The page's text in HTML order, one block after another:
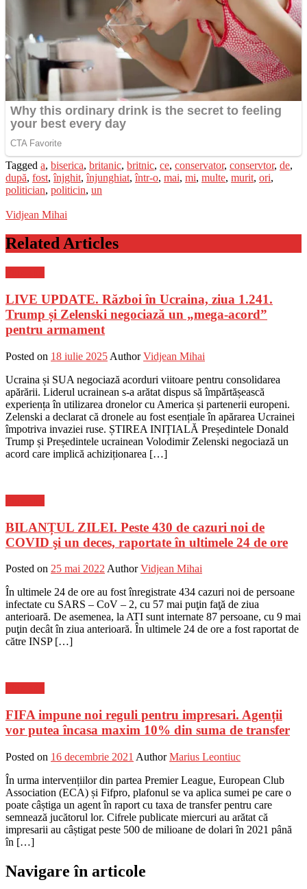
Tagged a, biserica, britanic, britnic, ce, conservator, conservtor, de,
după, fost,înjghit,înjunghiat,într-o, mai, mi, multe, murit, ori,
politician, politicin, un
Vidjean Mihai
Related Articles
LIVE UPDATE. Război în Ucraina, ziua 1.241.
Trump și Zelenski negociază un „mega-acord”
pentru armament
Posted on 18 iulie 2025 Author Vidjean Mihai
Ucraina și SUA negociază acorduri viitoare pentru consolidarea
apărării. Liderul ucrainean s-a arătat dispus să împărtășească
experiența în utilizarea dronelor cu America și partenerii europeni.
Zelenski a declarat că dronele au fost esențiale în apărarea Ucrainei
împotriva invaziei ruse. ȘTIREA INIȚIALĂ Președintele Donald
Trump și Președintele ucrainean Volodimir Zelenski negociază un
acord care implică achiziționarea […]
BILANȚUL ZILEI. Peste 430 de cazuri noi de
COVID şi un deces, raportate în ultimele 24 de ore
Posted on 25 mai 2022 Author Vidjean Mihai
În ultimele 24 de ore au fost înregistrate 434 cazuri noi de persoane
infectate cu SARS – CoV – 2, cu 57 mai puţin faţă de ziua
anterioară. De asemenea, la ATI sunt internate 87 persoane, cu 9 mai
puţin decât în ziua anterioară. În ultimele 24 de ore a fost raportat de
către INSP […]
FIFA impune noi reguli pentru impresari. Agenții
vor putea încasa maxim 10% din suma de transfer
Posted on 16 decembrie 2021 Author Marius Leontiuc
În urma intervențiilor din partea Premier League, European Club
Association (ECA) și Fifpro, plafonul se va aplica sumei pe care o
poate câștiga un agent în raport cu taxa de transfer pentru care
semnează jucătorul lor. Cifrele publicate miercuri au arătat că
impresarii au câștigat peste 500 de milioane de dolari în 2021 până
în […]
Navigare în articole